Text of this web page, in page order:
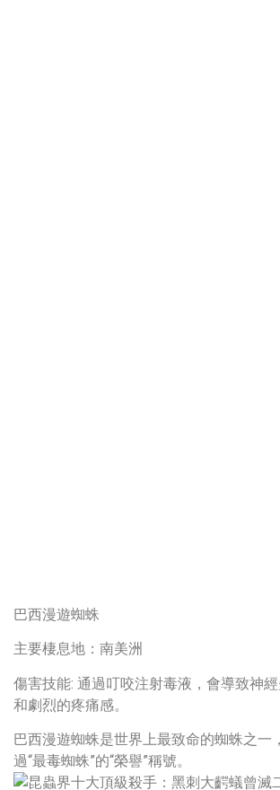
巴西漫遊蜘蛛
主要棲息地：南美洲
傷害技能: 通過叮咬注射毒液，會導致神
和劇烈的疼痛感。
巴西漫遊蜘蛛是世界上最致命的蜘蛛之一
過“最毒蜘蛛”的“榮譽”稱號。